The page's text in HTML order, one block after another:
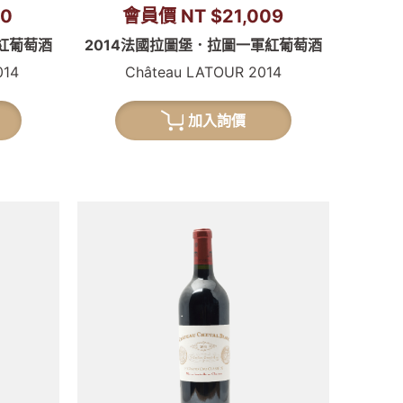
葡萄酒
會員價 NT $21,009
2014法國拉圖堡．拉圖一軍紅葡萄酒
Château LATOUR 2014
加入詢價